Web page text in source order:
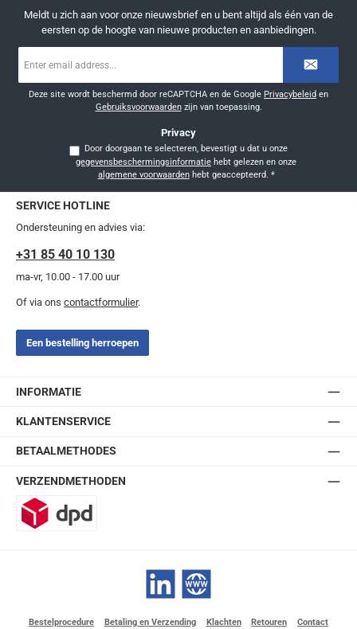
Meldt u zich aan voor onze nieuwsbrief en u bent altijd als één van de
eersten op de hoogte van nieuwe producten en aanbiedingen.
mailadres
Deze site wordt beschermd door reCAPTCHA en de Google Privacybeleid en
Gebruiksvoorwaardenzijn van toepassing.
Privacy
Door doorgaan te selecteren, bevestigt u dat u onze
gegevensbeschermingsinformatie
algemene voorwaardenhebt geaccepteerd. *
SERVICE HOTLINE
Ondersteuning en advies via:
+31 85 40 10 130
ma-vr, 10.00 - 17.00 uur
Of via ons contactformulier.
Een bestelling herroepen
INFORMATIE
KLANTENSERVICE
BETAALMETHODES
VERZENDMETHODEN
LinkedIn Website
Bestelprocedure Betaling en Verzending Klachten Retouren Contact